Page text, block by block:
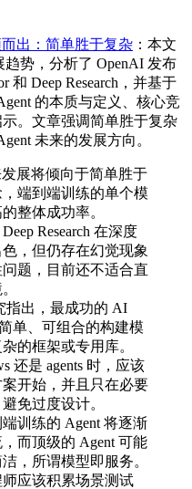
出：简单胜于复杂 ：本文
势，分析了 OpenAI 发布
和 Deep Research，并基于
的本质与定义、核心竞
。文章强调简单胜于复杂
未来的发展方向。
展将倾向于简单胜于
端到端训练的单个模
整体成功率。
Research 在深度
，但仍存在幻觉现象
题，目前还不适合直
指出，最成功的 AI
单、可组合的构建模
的框架或专用库。
还是 agents 时，应该
开始，并且只在必要
免过度设计。
训练的 Agent 将逐渐
而顶级的 Agent 可能
，所谓模型即服务。
应该积累场景测试